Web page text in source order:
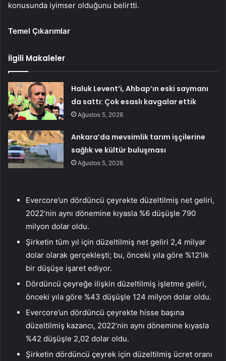
konusunda iyimser olduğunu belirtti.
Temel Çıkarımlar
İlgili Makaleler
Haluk Levent’i, Ahbap’ın eski saymanı
da sattı: Çok esaslı kavgalar ettik
Ağustos 5, 2026
Ankara’da mevsimlik tarım işçilerine
sağlık ve kültür buluşması
Ağustos 5, 2026
Evercore’un dördüncü çeyrekte düzeltilmiş net geliri,
2022’nin aynı dönemine kıyasla %6 düşüşle 790
milyon dolar oldu.
Şirketin tüm yıl için düzeltilmiş net geliri 2,4 milyar
dolar olarak gerçekleşti; bu, önceki yıla göre %12’lik
bir düşüşe işaret ediyor.
Dördüncü çeyreğe ilişkin düzeltilmiş işletme geliri,
önceki yıla göre %43 düşüşle 124 milyon dolar oldu.
Evercore’un dördüncü çeyrekte hisse başına
düzeltilmiş kazancı, 2022’nin aynı dönemine kıyasla
%42 düşüşle 2,02 dolar oldu.
Şirketin dördüncü çeyrek için düzeltilmiş ücret oranı